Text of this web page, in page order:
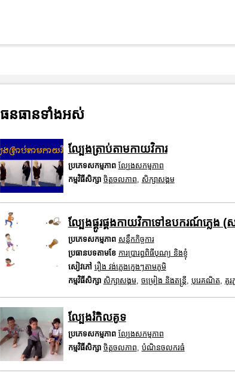
ធនធានទាំងអស់
ល្បែងត្រាប់តាមកាយវិការ
ប្រភេទសកម្មភាព ល្បែងសកម្មភាព
កម្មវិធីសិក្សា ចិត្តចលភាព សិក្សាសង្គម
ល្បែងផ្គូរផ្គងកាយវិកាទៅឧបករណ៍ភ្លេង​
ប្រភេទសកម្មភាព សន្លឹកកិច្ចការ
ប្រធានបទតាមខែ ការប្រារព្ធពិធីបុណ្យ និងខ្ញុំ
សៀវភៅ រឿង វង់ភ្លេងក្មេងៗតាមភូមិ
កម្មវិធីសិក្សា សិក្សាសង្គម, ចម្រៀង និងតន្ត្រី បុរេគណិត គូរ
ល្បែងរំកិលគូទ
ប្រភេទសកម្មភាព ល្បែងសកម្មភាព
កម្មវិធីសិក្សា ចិត្តចលភាព បំណិនចលករធំ